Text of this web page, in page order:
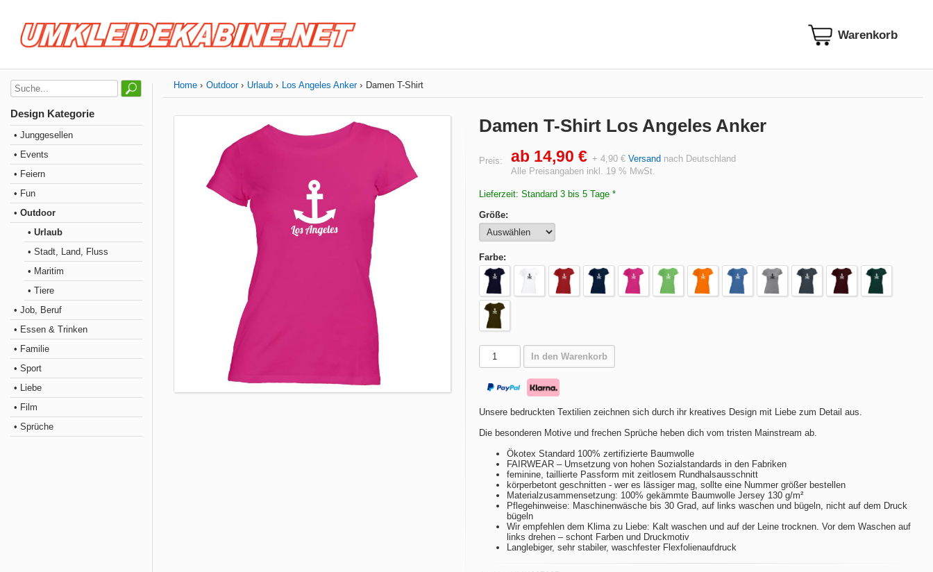
Design Kategorie
• Junggesellen
• Events
• Feiern
• Fun
• Outdoor
• Urlaub
• Stadt, Land, Fluss
• Maritim
• Tiere
• Job, Beruf
• Essen & Trinken
• Familie
• Sport
• Liebe
• Film
• Sprüche
Home Outdoor Urlaub Los Angeles Anker Damen T-Shirt
Damen T-Shirt Los Angeles Anker
Preis: ab 14,90 € + 4,90 € Versand nach Deutschland
Alle Preisangaben inkl. 19 % MwSt.
Lieferzeit: Standard 3 bis 5 Tage *
Größe:
Farbe:
In den Warenkorb
Unsere bedruckten Textilien zeichnen sich durch ihr kreatives Design mit Liebe zum Detail aus.
Die besonderen Motive und frechen Sprüche heben dich vom tristen Mainstream ab.
Ökotex Standard 100% zertifizierte Baumwolle
FAIRWEAR – Umsetzung von hohen Sozialstandards in den Fabriken
feminine, taillierte Passform mit zeitlosem Rundhalsausschnitt
körperbetont geschnitten - wer es lässiger mag, sollte eine Nummer größer bestellen
Materialzusammensetzung: 100% gekämmte Baumwolle Jersey 130 g/m²
Pflegehinweise: Maschinenwäsche bis 30 Grad, auf links waschen und bügeln, nicht auf dem Druck
bügeln
Wir empfehlen dem Klima zu Liebe: Kalt waschen und auf der Leine trocknen. Vor dem Waschen auf
links drehen – schont Farben und Druckmotiv
Langlebiger, sehr stabiler, waschfester Flexfolienaufdruck